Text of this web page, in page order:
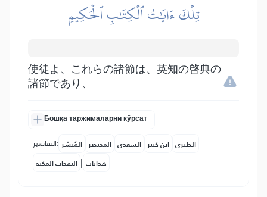
تِلۡكَ ءَايَٰتُ ٱلۡكِتَٰبِ ٱلۡحَكِيمِ
使徒よ、これらの諸節は、英知の啓典の
諸節であり、
Бошқа таржималарни кўрсат
التفاسير: المُيسَّر المختصر السعدي ابن كثير الطبري
النفحات المكية | هدايات